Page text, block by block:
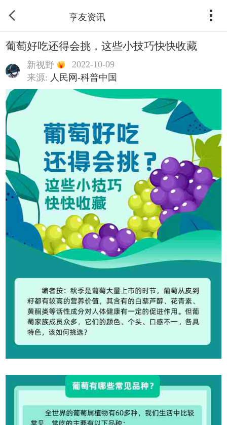
享友资讯
葡萄好吃还得会挑，这些小技巧快快收藏
新视野
2022-10-09
来源: 人民网-科普中国